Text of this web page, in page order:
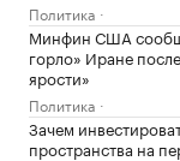
Политика
Минфин США
горло» Иране
ярости»
Политика
Зачем
пространства на